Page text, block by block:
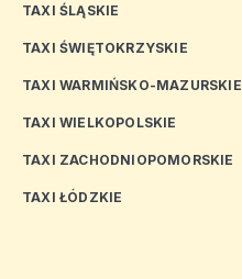
TAXI ŚLĄSKIE
TAXI ŚWIĘTOKRZYSKIE
TAXI WARMIŃSKO-MAZURSKIE
TAXI WIELKOPOLSKIE
TAXI ZACHODNIOPOMORSKIE
TAXI ŁÓDZKIE